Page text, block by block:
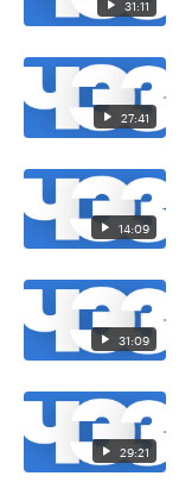
31:11
27:41
14:09
31:09
29:21